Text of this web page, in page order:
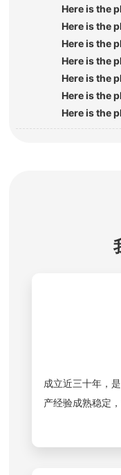
Here is the
Here is the
Here is the
Here is the
Here is the
Here is the
Here is the
成立近三十年，
产经验成熟稳定